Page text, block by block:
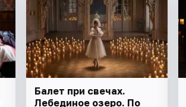
Балет при свечах.
Лебединое озеро. По